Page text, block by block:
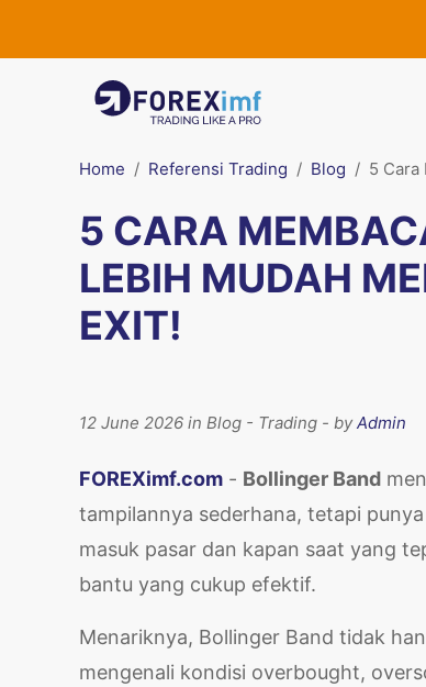
Home Referensi Trading Blog 5 Cara
5 CARA
LEBIH MUDAH
EXIT!
12 June 2026 in Blog - Trading - byAdmin
FOREXimf.com - Bollinger Band
tampilannya sederhana, tetapi
masuk pasar dan kapan saat yang
bantu yang cukup efektif.
Menariknya, Bollinger Band tidak
mengenali kondisi overbought,